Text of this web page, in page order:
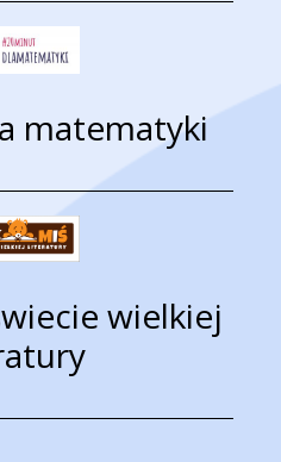
matematyki
wielkiej